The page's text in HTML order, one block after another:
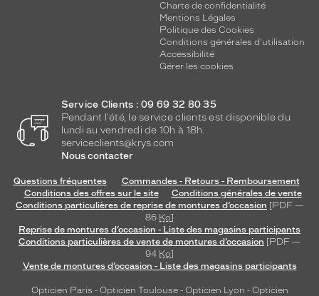
Charte de confidentialité
Mentions Légales
Politique des Cookies
Conditions générales d'utilisation
Accessibilité
Gérer les cookies
Service Clients : 09 69 32 80 35
Pendant l'été, le service clients est disponible du
lundi au vendredi de 10h à 18h.
serviceclients@krys.com
Nous contacter
Questions fréquentes
Commandes - Retours - Remboursement
Conditions des offres sur le site
Conditions générales de vente
Conditions particulières de reprise de montures d’occasion [PDF —
86 Ko]
Reprise de montures d’occasion - Liste des magasins participants
Conditions particulières de vente de montures d’occasion [PDF —
94 Ko]
Vente de montures d’occasion - Liste des magasins participants
Opticien Paris - Opticien Toulouse- Opticien Lyon - Opticien